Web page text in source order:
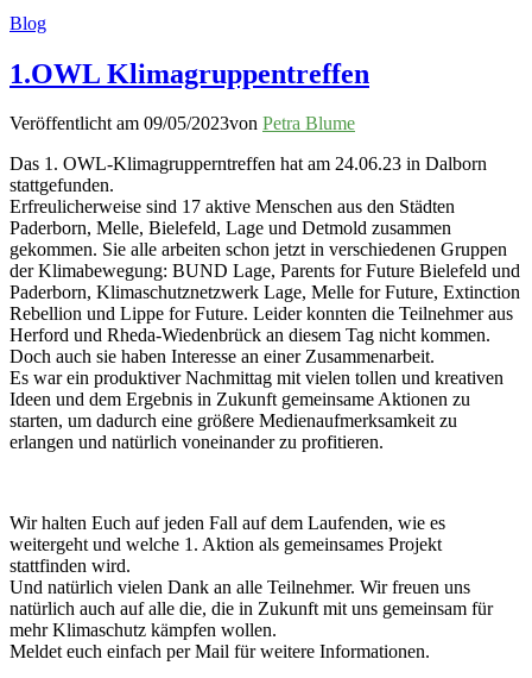
Blog
1.OWL Klimagruppentreffen
Veröffentlicht am 09/05/2023von Petra Blume
Das 1. OWL-Klimagrupperntreffen hat am 24.06.23 in Dalborn
stattgefunden.
Erfreulicherweise sind 17 aktive Menschen aus den Städten
Paderborn, Melle, Bielefeld, Lage und Detmold zusammen
gekommen. Sie alle arbeiten schon jetzt in verschiedenen Gruppen
der Klimabewegung: BUND Lage, Parents for Future Bielefeld und
Paderborn, Klimaschutznetzwerk Lage, Melle for Future, Extinction
Rebellion und Lippe for Future. Leider konnten die Teilnehmer aus
Herford und Rheda-Wiedenbrück an diesem Tag nicht kommen.
Doch auch sie haben Interesse an einer Zusammenarbeit.
Es war ein produktiver Nachmittag mit vielen tollen und kreativen
Ideen und dem Ergebnis in Zukunft gemeinsame Aktionen zu
starten, um dadurch eine größere Medienaufmerksamkeit zu
erlangen und natürlich voneinander zu profitieren.
Wir halten Euch auf jeden Fall auf dem Laufenden, wie es
weitergeht und welche 1. Aktion als gemeinsames Projekt
stattfinden wird.
Und natürlich vielen Dank an alle Teilnehmer. Wir freuen uns
natürlich auch auf alle die, die in Zukunft mit uns gemeinsam für
mehr Klimaschutz kämpfen wollen.
Meldet euch einfach per Mail für weitere Informationen.